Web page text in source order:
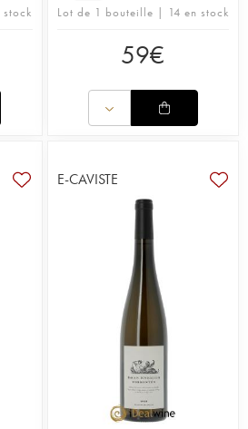
Lot de 1 bouteille | 14 en stock
59€
E-CAVISTE